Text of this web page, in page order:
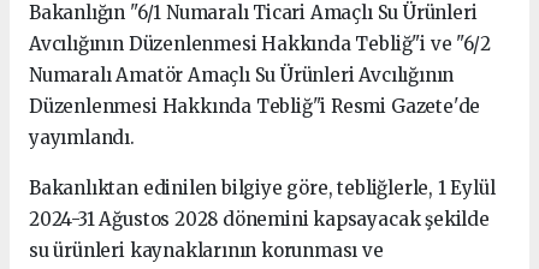
Bakanlığın "6/1 Numaralı Ticari Amaçlı Su Ürünleri
Avcılığının Düzenlenmesi Hakkında Tebliğ"i ve "6/2
Numaralı Amatör Amaçlı Su Ürünleri Avcılığının
Düzenlenmesi Hakkında Tebliğ"i Resmi Gazete'de
yayımlandı.
Bakanlıktan edinilen bilgiye göre, tebliğlerle, 1 Eylül
2024-31 Ağustos 2028 dönemini kapsayacak şekilde
su ürünleri kaynaklarının korunması ve